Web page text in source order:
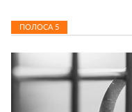
ПОЛОСА 5